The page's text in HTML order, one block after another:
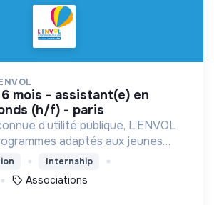
(h/f) - paris
d’utilité publique, L’ENVOL
adaptés aux jeunes
ans et à leur famille.
Internship
Associations